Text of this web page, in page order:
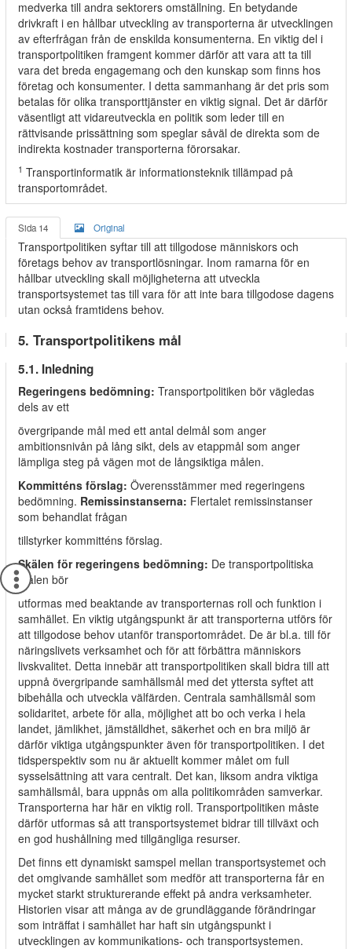
medverka till andra sektorers omställning. En betydande
drivkraft i en hållbar utveckling av transporterna är utvecklingen
av efterfrågan från de enskilda konsumenterna. En viktig del i
transportpolitiken framgent kommer därför att vara att ta till
vara det breda engagemang och den kunskap som finns hos
företag och konsumenter. I detta sammanhang är det pris som
betalas för olika transporttjänster en viktig signal. Det är därför
väsentligt att vidareutveckla en politik som leder till en
rättvisande prissättning som speglar såväl de direkta som de
indirekta kostnader transporterna förorsakar.
1 Transportinformatik är informationsteknik tillämpad på
transportområdet.
Sida 14 Original
Transportpolitiken syftar till att tillgodose människors och
företags behov av transportlösningar. Inom ramarna för en
hållbar utveckling skall möjligheterna att utveckla
transportsystemet tas till vara för att inte bara tillgodose dagens
utan också framtidens behov.
5. Transportpolitikens mål
5.1. Inledning
Regeringens bedömning: Transportpolitiken bör vägledas
dels av ett
övergripande mål med ett antal delmål som anger
ambitionsnivån på lång sikt, dels av etappmål som anger
lämpliga steg på vägen mot de långsiktiga målen.
Kommitténs förslag: Överensstämmer med regeringens
bedömning. Remissinstanserna: Flertalet remissinstanser
som behandlat frågan
tillstyrker kommitténs förslag.
Skälen för regeringens bedömning: De transportpolitiska
målen bör
utformas med beaktande av transporternas roll och funktion i
samhället. En viktig utgångspunkt är att transporterna utförs för
att tillgodose behov utanför transportområdet. De är bl.a. till för
näringslivets verksamhet och för att förbättra människors
livskvalitet. Detta innebär att transportpolitiken skall bidra till att
uppnå övergripande samhällsmål med det yttersta syftet att
bibehålla och utveckla välfärden. Centrala samhällsmål som
solidaritet, arbete för alla, möjlighet att bo och verka i hela
landet, jämlikhet, jämställdhet, säkerhet och en bra miljö är
därför viktiga utgångspunkter även för transportpolitiken. I det
tidsperspektiv som nu är aktuellt kommer målet om full
sysselsättning att vara centralt. Det kan, liksom andra viktiga
samhällsmål, bara uppnås om alla politikområden samverkar.
Transporterna har här en viktig roll. Transportpolitiken måste
därför utformas så att transportsystemet bidrar till tillväxt och
en god hushållning med tillgängliga resurser.
Det finns ett dynamiskt samspel mellan transportsystemet och
det omgivande samhället som medför att transporterna får en
mycket starkt strukturerande effekt på andra verksamheter.
Historien visar att många av de grundläggande förändringar
som inträffat i samhället har haft sin utgångspunkt i
utvecklingen av kommunikations- och transportsystemen.